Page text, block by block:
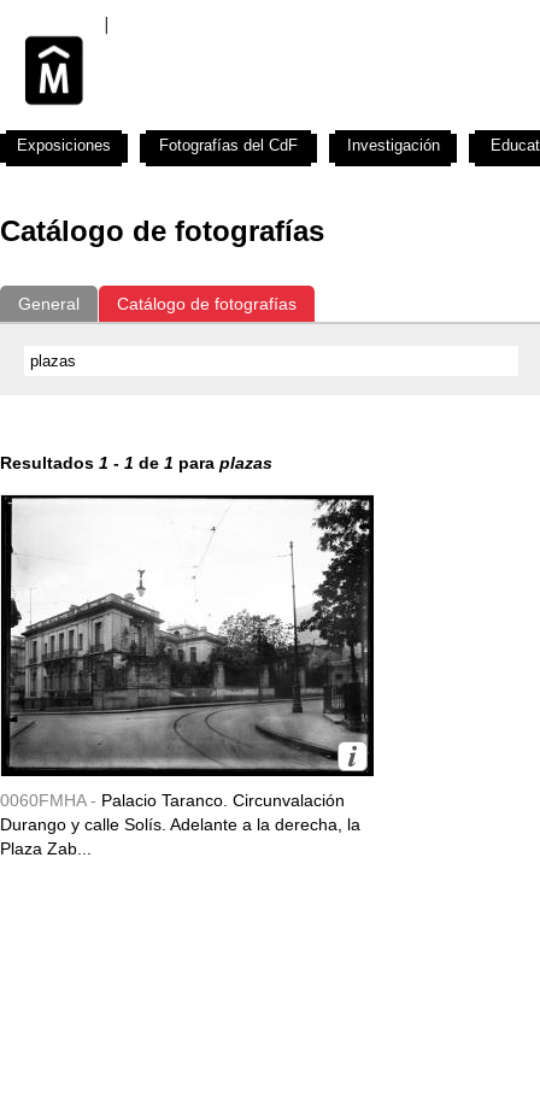
Catálogo de fotografías
General Catálogo de fotografías
Resultados 1 - 1 de 1 para plazas
0060FMHA - Palacio Taranco. Circunvalación
Durango y calle Solís. Adelante a la derecha, la
Plaza Zab...
Exposiciones Fotografías del CdF Investigación